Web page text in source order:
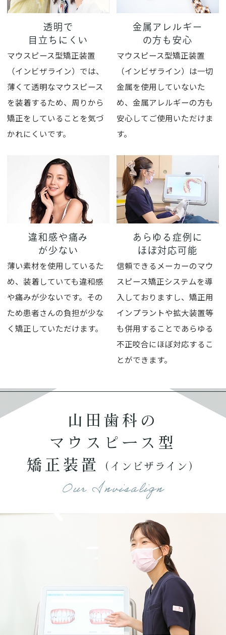
透明で
目立ちにくい
マウスピース型矯正装置
（インビザライン）では、
薄くて透明なマウスピース
を装着するため、周りから
矯正をしていることを気づ
かれにくいです。
金属アレルギー
の方も安心
マウスピース型矯正装置
（インビザライン）は一切
金属を使用していないた
め、金属アレルギーの方も
安心してご使用いただけま
す。
違和感や痛み
が少ない
薄い素材を使用しているた
め、装着していても違和感
や痛みが少ないです。その
ため患者さんの負担が少な
く矯正していただけます。
あらゆる症例に
ほぼ対応可能
信頼できるメーカーのマウ
スピース矯正システムを導
入しておりますし、矯正用
インプラントや拡大装置等
も併用することであらゆる
不正咬合にほぼ対応するこ
とができます。
山田歯科の
マウスピース型
矯正装置
（インビザライン）
Our Invisalign